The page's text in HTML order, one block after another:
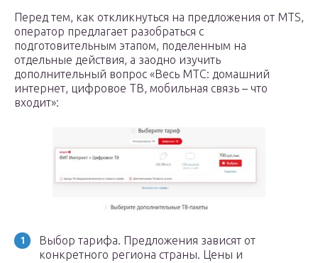
Перед тем, как откликнуться на предложения от MTS,
оператор предлагает разобраться с
подготовительным этапом, поделенным на
отдельные действия, а заодно изучить
дополнительный вопрос «Весь МТС: домашний
интернет, цифровое ТВ, мобильная связь – что
входит»:
Выбор тарифа. Предложения зависят от
конкретного региона страны. Цены и